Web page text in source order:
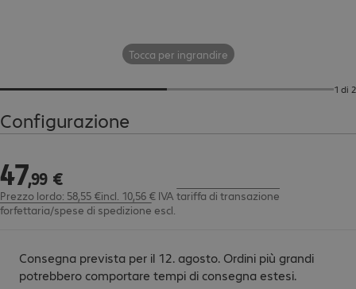
Tocca per ingrandire
1 di 2
Configurazione
47,99 €
47,99 €
Prezzo lordo: 58,55 €incl. 10,56 € IVA tariffa di transazione
forfettaria/spese di spedizione escl.
Consegna prevista per il 12. agosto. Ordini più grandi
potrebbero comportare tempi di consegna estesi.